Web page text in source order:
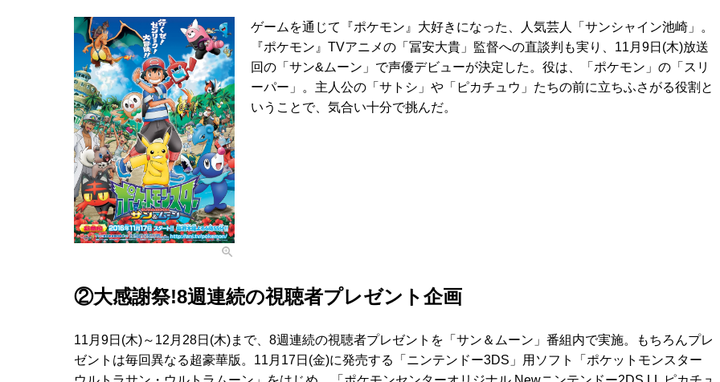
ゲームを通じて『ポケモン』大好きになった、人気芸人「サンシャイン池崎」。
『ポケモン』TVアニメの「冨安大貴」監督への直談判も実り、11月9日(木)放送
回の「サン&ムーン」で声優デビューが決定した。役は、「ポケモン」の「スリ
ーパー」。主人公の「サトシ」や「ピカチュウ」たちの前に立ちふさがる役割と
いうことで、気合い十分で挑んだ。
②大感謝祭!8週連続の視聴者プレゼント企画
11月9日(木)～12月28日(木)まで、8週連続の視聴者プレゼントを「サン＆ムーン」番組内で実施。もちろんプレ
ゼントは毎回異なる超豪華版。11月17日(金)に発売する「ニンテンドー3DS」用ソフト「ポケットモンスター